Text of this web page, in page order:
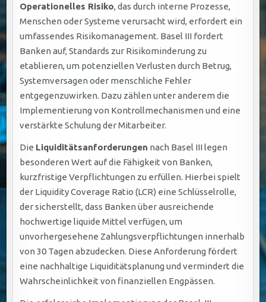
Operationelles Risiko, das durch interne Prozesse,
Menschen oder Systeme verursacht wird, erfordert ein
umfassendes Risikomanagement. Basel III fordert
Banken auf, Standards zur Risikominderung zu
etablieren, um potenziellen Verlusten durch Betrug,
Systemversagen oder menschliche Fehler
entgegenzuwirken. Dazu zählen unter anderem die
Implementierung von Kontrollmechanismen und eine
verstärkte Schulung der Mitarbeiter.
Die Liquiditätsanforderungen nach Basel III legen
besonderen Wert auf die Fähigkeit von Banken,
kurzfristige Verpflichtungen zu erfüllen. Hierbei spielt
der Liquidity Coverage Ratio (LCR) eine Schlüsselrolle,
der sicherstellt, dass Banken über ausreichende
hochwertige liquide Mittel verfügen, um
unvorhergesehene Zahlungsverpflichtungen innerhalb
von 30 Tagen abzudecken. Diese Anforderung fördert
eine nachhaltige Liquiditätsplanung und vermindert die
Wahrscheinlichkeit von finanziellen Engpässen.